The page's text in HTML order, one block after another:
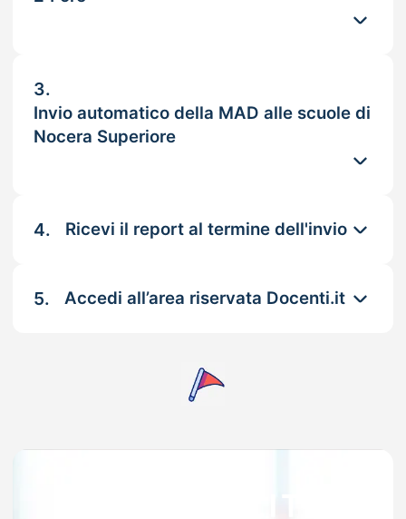
3.
Invio automatico della MAD alle scuole di
Nocera Superiore
4. Ricevi il report al termine dell'invio
5. Accedi all’area riservata Docenti.it